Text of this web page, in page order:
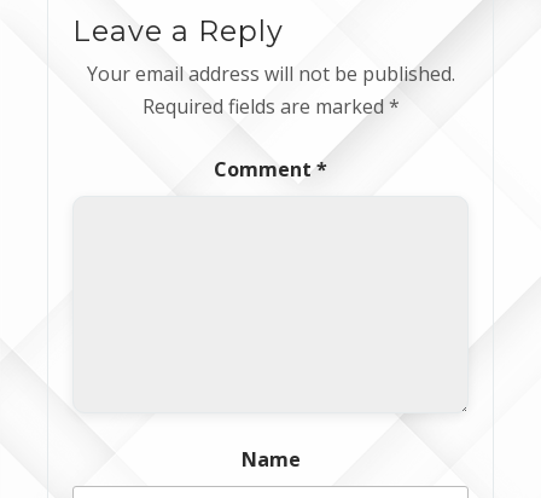
Leave a Reply
Your email address will not be published.
Required fields are marked*
Comment *
Name